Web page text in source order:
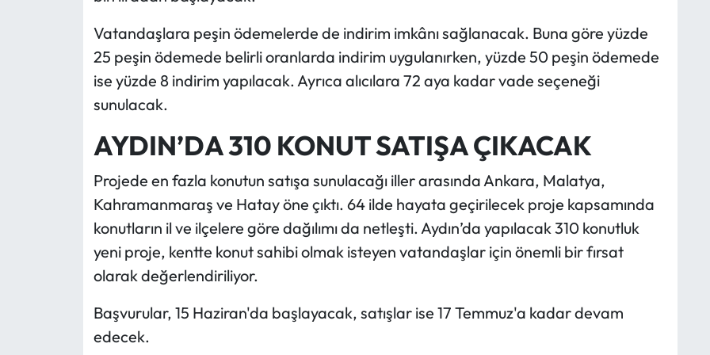
Vatandaşlara peşin ödemelerde de indirim imkânı sağlanacak. Buna göre yüzde
25 peşin ödemede belirli oranlarda indirim uygulanırken, yüzde 50 peşin ödemede
ise yüzde 8 indirim yapılacak. Ayrıca alıcılara 72 aya kadar vade seçeneği
sunulacak.
AYDIN’DA 310 KONUT SATIŞA ÇIKACAK
Projede en fazla konutun satışa sunulacağı iller arasında Ankara, Malatya,
Kahramanmaraş ve Hatay öne çıktı. 64 ilde hayata geçirilecek proje kapsamında
konutların il ve ilçelere göre dağılımı da netleşti. Aydın’da yapılacak 310 konutluk
yeni proje, kentte konut sahibi olmak isteyen vatandaşlar için önemli bir fırsat
olarak değerlendiriliyor.
Başvurular, 15 Haziran'da başlayacak, satışlar ise 17 Temmuz'a kadar devam
edecek.